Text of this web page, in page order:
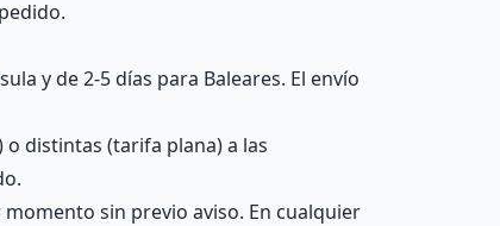
y de 2-5 días para Baleares. El envío
distintas (tarifa plana) a las
sin previo aviso. En cualquier